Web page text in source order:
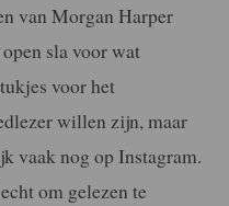
van Morgan Harper
sla voor wat
voor het
willen zijn, maar
vaak nog op Instagram.
om gelezen te